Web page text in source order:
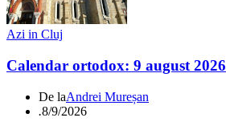
Azi in Cluj
Calendar ortodox: 9 august 2026
De laAndrei Mureșan
.8/9/2026